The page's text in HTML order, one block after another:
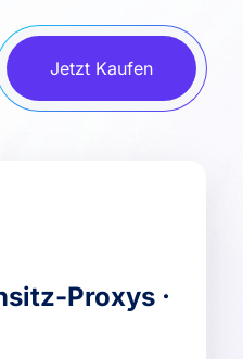
Jetzt Kaufen
Proxys ·